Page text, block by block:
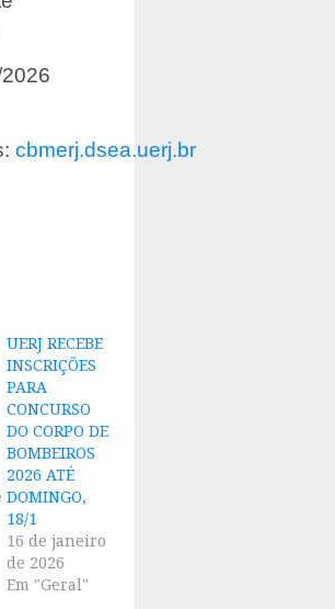
cbmerj.dsea.uerj.br
UERJ RECEBE
INSCRIÇÕES
PARA
CONCURSO
DO CORPO DE
BOMBEIROS
2026 ATÉ
DOMINGO,
18/1
16 de janeiro
de 2026
Em "Geral"